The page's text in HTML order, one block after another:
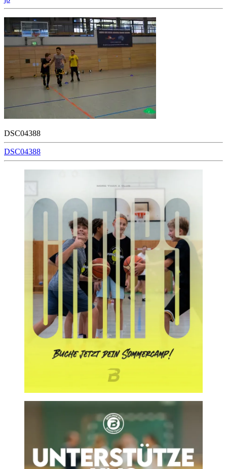
DSC04388
Beitragsnavigation
DSC04388